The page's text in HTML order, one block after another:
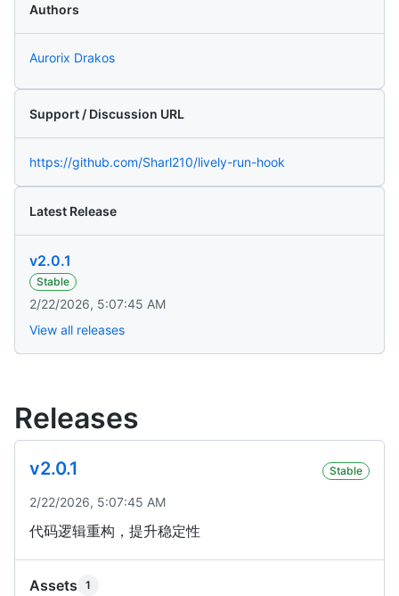
Authors
Aurorix Drakos
Support / Discussion URL
https://github.com/Sharl210/lively-run-hook
Latest Release
v2.0.1
Stable
2/22/2026, 5:07:45 AM
View all releases
Releases
v2.0.1 Stable
2/22/2026, 5:07:45 AM
代码逻辑重构，提升稳定性
Assets 1